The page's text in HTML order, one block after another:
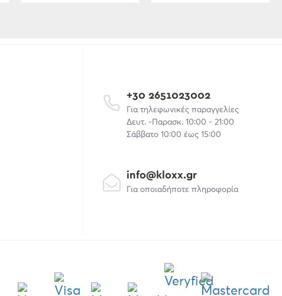
+30 2651023002
Για τηλεφωνικές παραγγελίες
Δευτ. -Παρασκ. 10:00 - 21:00
Σάββατο 10:00 έως 15:00
info@kloxx.gr
Για οποιαδήποτε πληροφορία